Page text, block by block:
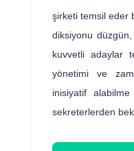
şirketi temsil eder
diksiyonu
kuvvetli adaylar
yönetimi ve
inisiyatif
sekreterlerden